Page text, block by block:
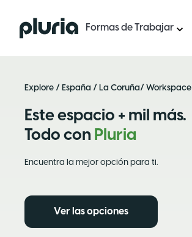
Logo Pluria Formas de Trabajar
Explore / España / La Coruña/ Workspace
Este espacio + mil más.
Todo con Pluria
Encuentra la mejor opción para ti.
Ver las opciones